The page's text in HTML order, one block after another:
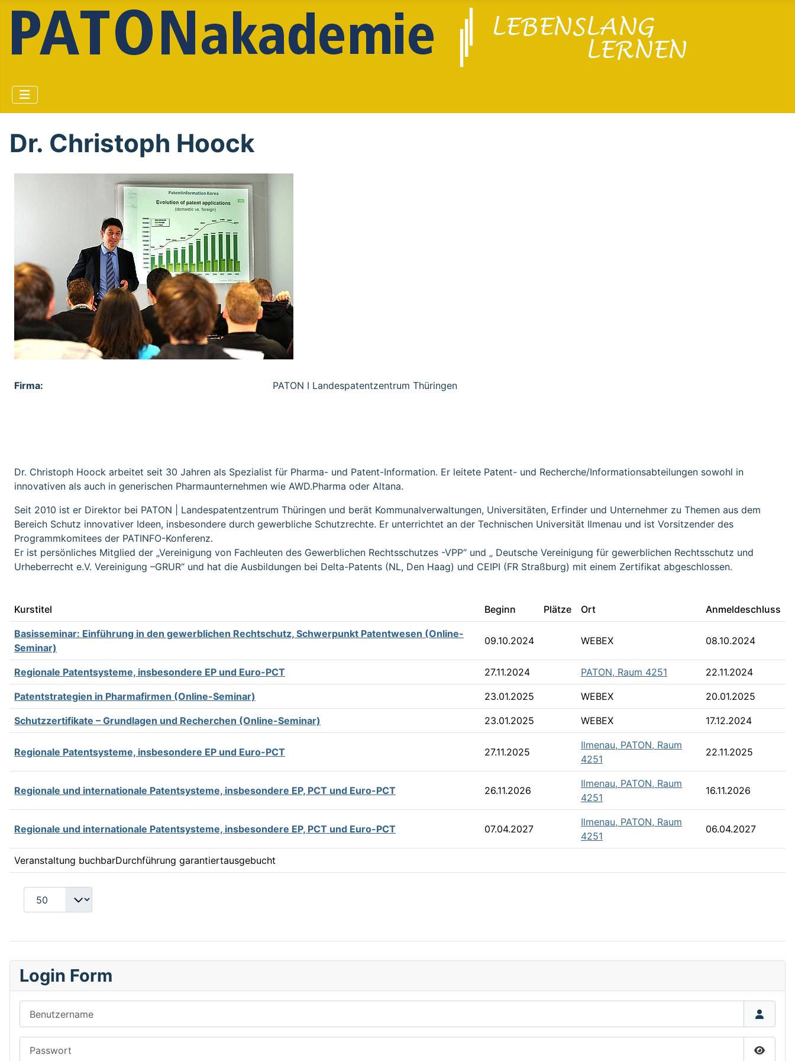
Dr. Christoph Hoock
Firma: PATON I Landespatentzentrum Thüringen
Dr. Christoph Hoock arbeitet seit 30 Jahren als Spezialist für Pharma- und Patent-Information. Er leitete Patent- und Recherche/Informationsabteilungen sowohl in
innovativen als auch in generischen Pharmaunternehmen wie AWD.Pharma oder Altana.
Seit 2010 ist er Direktor bei PATON | Landespatentzentrum Thüringen und berät Kommunalverwaltungen, Universitäten, Erfinder und Unternehmer zu Themen aus dem
Bereich Schutz innovativer Ideen, insbesondere durch gewerbliche Schutzrechte. Er unterrichtet an der Technischen Universität Ilmenau und ist Vorsitzender des
Programmkomitees der PATINFO-Konferenz.
Er ist persönliches Mitglied der „Vereinigung von Fachleuten des Gewerblichen Rechtsschutzes -VPP“ und „ Deutsche Vereinigung für gewerblichen Rechtsschutz und
Urheberrecht e.V. Vereinigung –GRUR“ und hat die Ausbildungen bei Delta-Patents (NL, Den Haag) und CEIPI (FR Straßburg) mit einem Zertifikat abgeschlossen.
Kurstitel Beginn Plätze Ort Anmelde​schluss
Basisseminar: Einführung in den gewerblichen Rechtschutz, Schwerpunkt Patentwesen (Online-
Seminar)
09.10.2024 WEBEX 08.10.2024
Regionale Patentsysteme, insbesondere EP und Euro-PCT 27.11.2024 PATON, Raum 4251 22.11.2024
Patentstrategien in Pharmafirmen (Online-Seminar) 23.01.2025 WEBEX 20.01.2025
Schutzzertifikate – Grundlagen und Recherchen (Online-Seminar) 23.01.2025 WEBEX 17.12.2024
Regionale Patentsysteme, insbesondere EP und Euro-PCT 27.11.2025
Ilmenau, PATON, Raum
4251
22.11.2025
Regionale und internationale Patentsysteme, insbesondere EP, PCT und Euro-PCT 26.11.2026
Ilmenau, PATON, Raum
4251
16.11.2026
Regionale und internationale Patentsysteme, insbesondere EP, PCT und Euro-PCT 07.04.2027
Ilmenau, PATON, Raum
4251
06.04.2027
Veranstaltung buchbarDurchführung garantiertausgebucht
Login Form